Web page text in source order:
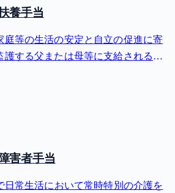
養手当
庭等の生活の安定と自立の促進に寄
護する父または母等に支給される手
害者手当
日常生活において常時特別の介護を